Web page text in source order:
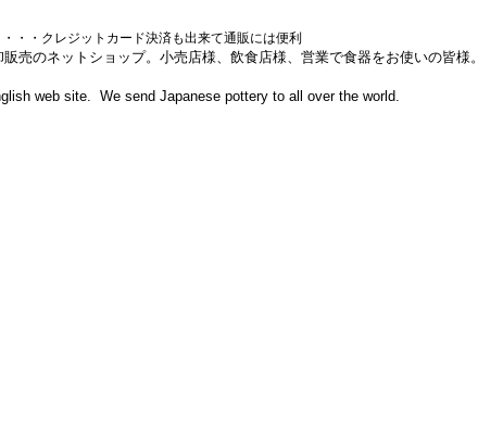
・・・クレジットカード決済も出来て通販には便利
販売のネットショップ。小売店様、飲食店様、営業で食器をお使いの皆様。
web site. We send Japanese pottery to all over the world.